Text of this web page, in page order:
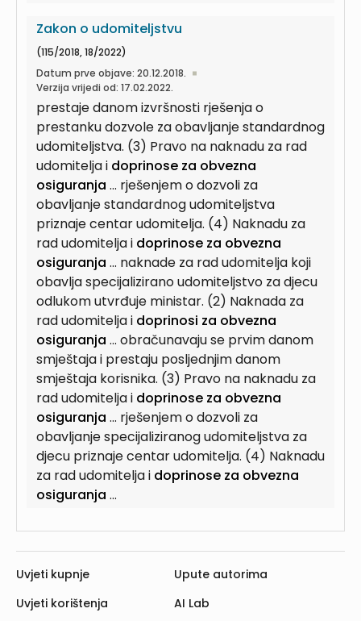
Zakon o udomiteljstvu
(115/2018, 18/2022)
Datum prve objave: 20.12.2018.
Verzija vrijedi od: 17.02.2022.
prestaje danom izvršnosti rješenja o
prestanku dozvole za obavljanje standardnog
udomiteljstva. (3) Pravo na naknadu za rad
udomitelja i doprinose za obvezna
osiguranja ... rješenjem o dozvoli za
obavljanje standardnog udomiteljstva
priznaje centar udomitelja. (4) Naknadu za
rad udomitelja i doprinose za obvezna
osiguranja ... naknade za rad udomitelja koji
obavlja specijalizirano udomiteljstvo za djecu
odlukom utvrđuje ministar. (2) Naknada za
rad udomitelja i doprinosi za obvezna
osiguranja ... obračunavaju se prvim danom
smještaja i prestaju posljednjim danom
smještaja korisnika. (3) Pravo na naknadu za
rad udomitelja i doprinose za obvezna
osiguranja ... rješenjem o dozvoli za
obavljanje specijaliziranog udomiteljstva za
djecu priznaje centar udomitelja. (4) Naknadu
za rad udomitelja i doprinose za obvezna
osiguranja ...
Uvjeti kupnje
Uvjeti korištenja
Upute autorima
AI Lab